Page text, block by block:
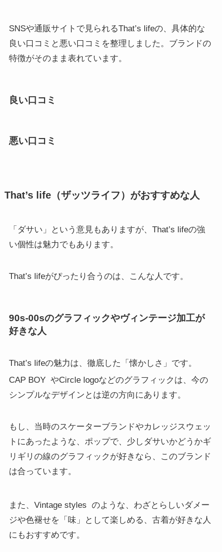
SNSや通販サイトで見られるThat’s lifeの、具体的な
良い口コミと悪い口コミを整理しました。ブランドの
特徴がそのまま表れています。
良い口コミ
悪い口コミ
That’s life（ザッツライフ）がおすすめな人
「ダサい」という意見もありますが、That’s lifeの強
い個性は魅力でもあります。
That’s lifeがぴったり合うのは、こんな人です。
90s-00sのグラフィックやヴィンテージ加工が
好きな人
That’s lifeの魅力は、徹底した「懐かしさ」です。
CAP BOY やCircle logoなどのグラフィックは、今の
シンプルなデザインとは逆の方向にあります。
もし、当時のスケーターブランドやカレッジスウェッ
トにあったような、ポップで、少しダサいかどうかギ
リギリの線のグラフィックが好きなら、このブランド
は合っています。
また、Vintage styles のような、わざとらしいダメー
ジや色褪せを「味」として楽しめる、古着が好きな人
にもおすすめです。